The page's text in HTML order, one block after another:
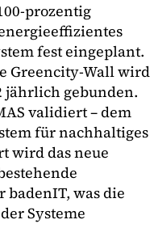
prozentig
fest eingeplant.
Greencity-Wall wird
jährlich gebunden.
validiert – dem
für nachhaltiges
wird das neue
badenIT, was die
Systeme